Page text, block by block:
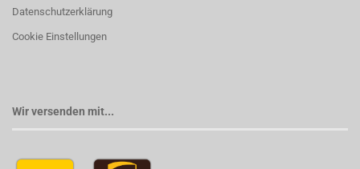
Datenschutzerklärung
Cookie Einstellungen
Wir versenden mit...